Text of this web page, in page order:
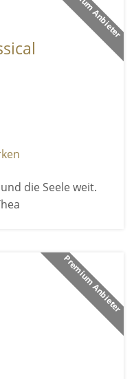
die Seele weit.
Premium Anbieter